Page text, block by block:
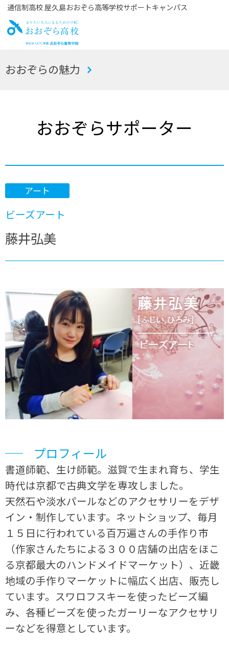
通信制高校 屋久島おおぞら高等学校サポートキャンパス
お
おおぞらの魅力
おおぞらサポーター
アート
ビーズアート
藤井弘美
プロフィール
書道師範、生け師範。滋賀で生まれ育ち、学生
時代は京都で古典文学を専攻しました。
天然石や淡水パールなどのアクセサリーをデザ
イン・制作しています。ネットショップ、毎月
１５日に行われている百万遍さんの手作り市
（作家さんたちによる３００店舗の出店をほこ
る京都最大のハンドメイドマーケット）、近畿
地域の手作りマーケットに幅広く出店、販売し
ています。スワロフスキーを使ったビーズ編
み、各種ビーズを使ったガーリーなアクセサリ
ーなどを得意としています。